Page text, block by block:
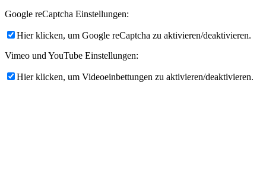
Google reCaptcha Einstellungen:
Hier klicken, um Google reCaptcha zu aktivieren/deaktivieren.
Vimeo und YouTube Einstellungen:
Hier klicken, um Videoeinbettungen zu aktivieren/deaktivieren.